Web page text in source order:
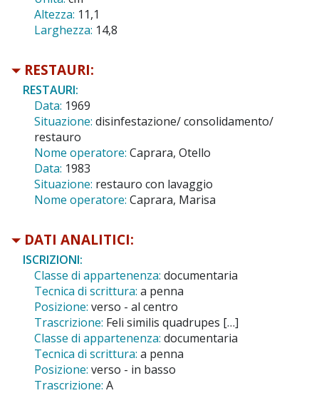
Altezza: 11,1
Larghezza: 14,8
RESTAURI:
RESTAURI:
Data: 1969
Situazione: disinfestazione/ consolidamento/
restauro
Nome operatore: Caprara, Otello
Data: 1983
Situazione: restauro con lavaggio
Nome operatore: Caprara, Marisa
DATI ANALITICI:
ISCRIZIONI:
Classe di appartenenza: documentaria
Tecnica di scrittura: a penna
Posizione: verso - al centro
Trascrizione: Feli similis quadrupes […]
Classe di appartenenza: documentaria
Tecnica di scrittura: a penna
Posizione: verso - in basso
Trascrizione: A